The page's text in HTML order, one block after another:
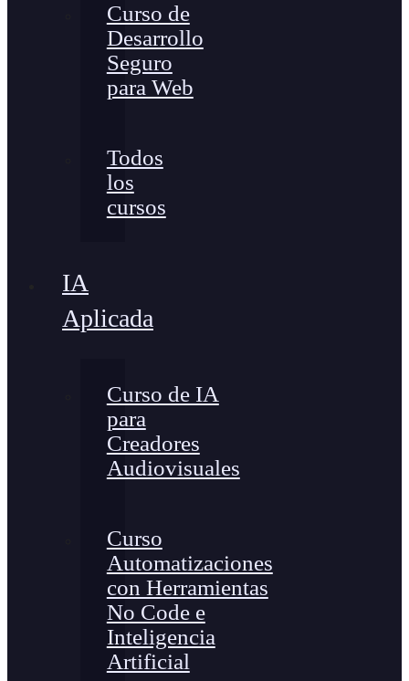
Curso de
Desarrollo
Seguro
para Web
Todos
los
cursos
IA
Aplicada
Curso de IA
para
Creadores
Audiovisuales
Curso
Automatizaciones
con Herramientas
No Code e
Inteligencia
Artificial